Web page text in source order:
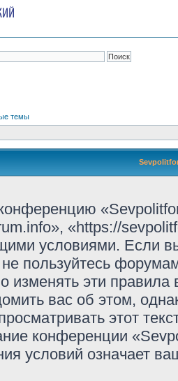
темы
«https://
условиями. Если
не пользуйтесь
изменять эти
вас об этом,
этот
конференции
условий означает